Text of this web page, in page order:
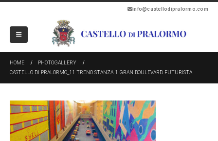
info@castellodipralormo.com
HOME
PHOTOGALLERY
CASTELLO DI PRALORMO_11 TRENO STANZA 1 GRAN BOULEVARD FUTURISTA